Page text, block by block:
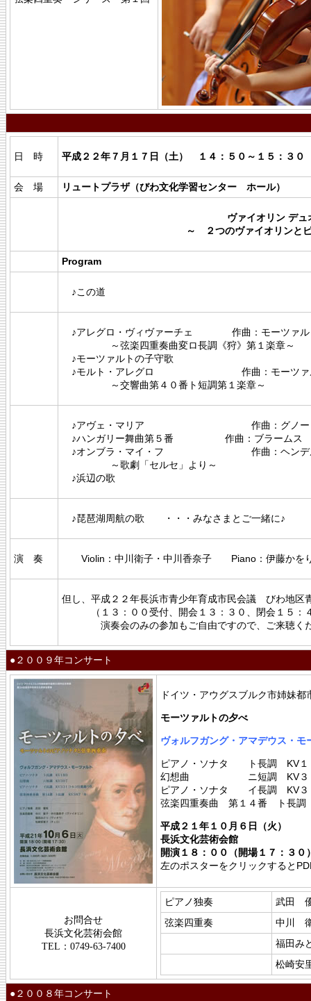
日 時 平成２２年７月１７日（土） １４：５０～１５：３０
会 場 リュートプラザ（びわ文化学習センター ホール）
ヴァイオリン デュ
～ ２つのヴァイオリンと
Program
♪この道
♪アレグロ・ヴィヴァーチェ 作曲：モーツァル
～弦楽四重奏曲変ロ長調《狩》第１楽章～
♪モーツァルトの子守歌
♪モルト・アレグロ 作曲：モーツァ
～交響曲第４０番ト短調第１楽章～
♪アヴェ・マリア 作曲：グノー
♪ハンガリー舞曲第５番 作曲：ブラームス
♪オンブラ・マイ・フ 作曲：ヘンデ
～歌劇「セルセ」より～
♪浜辺の歌
♪琵琶湖周航の歌 ・・・みなさまとご一緒に♪
演 奏 Violin：中川衛子・中川香奈子 Piano：伊藤かを
但し、平成２２年長浜市青少年育成市民会議 びわ地区
（１３：００受付、開会１３：３０、閉会１５：４
演奏会のみの参加もご自由ですので、ご来聴く
●２００９年コンサート
ドイツ・アウグスブルク市姉妹
モーツァルトの夕べ
ヴォルフガング・アマデウス・モ
ピアノ・ソナタ ト長調 KV１
幻想曲 ニ短調 KV３
ピアノ・ソナタ イ長調 KV３
弦楽四重奏曲 第１４番 ト長調
平成２１年１０月６日（火）
長浜文化芸術会館
開演１８：００（開場１７：３０
左のポスターをクリックすると
お問合せ
長浜文化芸術会館
TEL：0749-63-7400
ピアノ独奏
武田
弦楽四重奏
中川
福田み
松崎安
●２００８年コンサート